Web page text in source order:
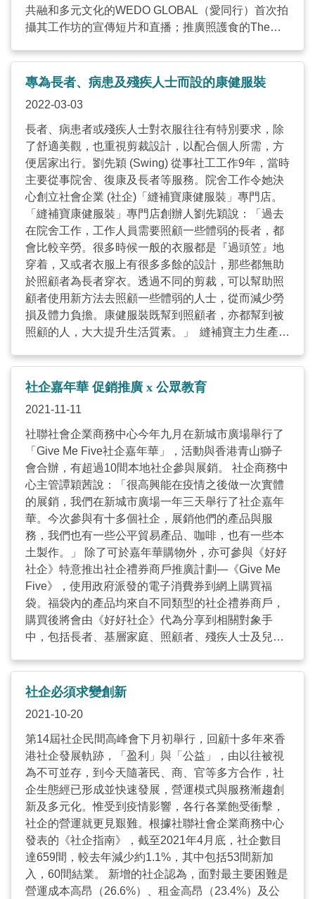
就業和人人獲得體面工作」，以及目標10：「減少國
家內部和國家之間的不平等」。換言之，社企在達致
展。 期望未來能繼續與相關政策局、政府部門，以至
其他團體一起制定社企長遠發展藍圖，進一步提升公
創更具影響力的方案，邁向社會永續發展。詳情可瀏
覽《社企指南》網頁版：
https://socialenterprise.org.hk/。 文章刊於2023年10
月27日《Recruit – 蔡海偉專欄》 ...
共融和多元文化的WEDO GLOBAL（愛同行）首次拍
攝其工作坊的宣傳短片和直播；推廣照護食的The
購；光咖啡在售賣優質咖啡的背後，為不同年齡人士
提供培訓及就業機會；HotBubble著重本地生產，同
婦女；至於FairTaste 細味公平則促進公平貿易，幫助
發展中國家農民的生活。 透過這次「直播帶貨」希望
拉近社企與公眾的距離，讓大家有多一個渠道認識及
支持社企。再者，近日政府發放第一期電子消費券，
希望大家善用消費券支持社企，亦可以考慮於4月19
日前購買《好 · 社企營銷策略挑戰 2021》最後五強的
產品和服務，我們會根據其網上銷售平台的銷售額百
分比來分配比賽獎金，同時公眾亦可投票選出「我最
喜愛社企產品服務大奬」。請瀏覽好好社企
FACEBOOK專頁
https://www.facebook.com/semart.fans 文章刊登於
2022年4月12日《AM730–蔡海偉網誌》 ...
專為長者、病患及殘疾人士而設的康健服裝
2022-03-03
長者、病患者或殘疾人士對衣服往往有特別要求，除
了舒適美觀，也重視剪裁設計，以配合個人所需，方
便居家出行。劉先穎 (Swing) 從事社工工作9年，當時
主要從事院舍、復康及長者等服務。院舍工作令她決
心創立社會企業 (社企)「縫補寶康健服裝」專門店。
「縫補寶康健服裝」專門店創辦人劉先穎說：「過去
在院舍工作，工作人員需要照顧一些體弱的長者，都
會比較辛勞。很多時候一般的衣服都是『過頭笠』地
穿着，又或者衣服上有很多多餘的設計，那些都無助
於照顧者為長者穿衣。透過不同的剪裁，可以幫助照
顧者使用新方法去照顧一些體弱的人士，從而減少勞
損及體力負擔。康健服裝既幫到照顧者，亦都幫到被
照顧的人，大大提升生活質素。」 縫補寶主力生產三
服；第二類是不易穿脫的衣服，以防止長者傷害到自
己以及紊亂行為；第三類是復康輔助用品。 第一類是
衣服，這些衣服可能會用一些特別的物料造成，例如
一些魔術貼、拉鍊、或者它們新引進並獲得台灣專利
的天使貼。一些長者的雙手或者雙腳不是太靈活，動
作未必做得那麼好，假如穿着一般人穿的衣服可能會
有困難，透過一些從後打開或者從側邊打開的設計，
能令到照顧者更加容易幫他們穿着。 第二類是有一些
約束成份的物品，例如放撕(尿)片褲、連身衣，這些
產品通常都是幫助照顧者去面對一些有紊亂情況，又
或者一些皮膚上有需要照顧、容易有損傷的人士，就
可能需要用到這些有少許約束性的物品。 當客人來到
社企，Swing會以解決長者生活問題為本協助家屬。
她不希望大家當「縫補寶」是一般的醫療用品公司，
它們利用康健服裝是可以幫到更多的人解決照顧問
題。有些客人很清楚他們所照顧的長者的需要，或者
同的設計，以及專門訂做的服務，造出能幫助他們的
產品。 Swing指出很多時候長者未必只是身體出現情
好像以往般自如地做到他們自己想做的事情，心理上
都會受到影響，所以有時候反而需要關顧到長者的心
理狀態，幫到當然好，幫不到的話社企員工也會運用
知識或者連結，聯絡不同的院舍或社企，推介一些合
適的服務給他們。 Swing 現時會到不同學校做講
座，讓學生明白長者的需要。她說：「我們當然希望
有更多人可以使用康健服裝，因為我們一向提倡康健
服裝能改善長者的生活質素，亦都能夠幫照顧者減省
體力及心理負擔。希望透過不同層面的教育，去推動
這一項居家安老的生活配套，能夠更加完善地幫到長
者，或者一些有需要的人士。」 短片製作：fluid ...
社企嘉年華 促銷推廣 x 公眾教育
2021-11-11
社聯社會企業商務中心今年九月在新城市廣場舉行了
「Give Me Five社企嘉年華」，活動與香港青山獅子
會合辦，有超過10間本地社企參與展銷。 社企商務中
心主管譚穎茜說：「很高興能在疫情之後做一次實體
的展銷，我們在新城市廣場一年三天舉行了社企嘉年
華。今次參與有十多個社企，展銷他們的產品與服
務，我們也有一些公平貿易產品、咖啡，也有一些本
土製作。」 除了可於嘉年華購物外，亦可參與《好好
社企》特意推出社企禮券商戶推廣計劃—《Give Me
Five》，使用政府派發的電子消費券到網上購買福
袋。福袋內的產品均來自不同類型的社企禮券商戶，
購買後將會由《好好社企》代為分享到相關對象手
中，包括長者、基層家庭、照顧者、殘疾人士及兒
社企、本土小店、有機及公平貿易購物點使用。
「《Give Me Five》顧名思義在五千元裏面取其百分
上。《Give Me Five》活動有兩重社會意義，第一個
意義在於， 二百五十元或者五百元的福袋，其產品也
是由社會企業製造；第二就是福袋會分享予基層家
庭，或者大家所揀選的一些弱勢社群，我們希望大家
使用消費券的時候也能有着社會意義。」譚穎茜說。
疫情下，不少商戶的生意也受到影響，社企也不例
外。但正因為疫情及電子消費券的推出，不少社企因
此轉型為網店、提供網上服務或接受電子消費方式，
社企「樂在棋中」就是其中一個例子。 樂在棋中社會
企業有限公司創辦人黃頌行說：「我本身是一個社
工，當(成立)時察覺到很多家長和他們的小朋友把時
社企必須求變創新
2021-10-20
第14屆社企民間高峰會下月初舉行，回顧十多年來香
港社企發展軌跡，「盈利」與「公益」，由以往被視
為不可並存，到今天隨著民、商、官等多方合作，社
企生態經已形成並快速發展，營運模式與服務漸趨創
新及多元化。惟受到疫情影響，各行各業飽受衝擊，
社企的營運就更見艱難。根據社聯社會企業商務中心
發表的《社企指南》，截至2021年4月底，社企數目
達659間，較去年減少約1.1%，其中包括53間新加
入，60間結業。 新增的社企認為，面對最主要困難是
營運成本高昂（26.6%）、租金高昂（23.4%）及公